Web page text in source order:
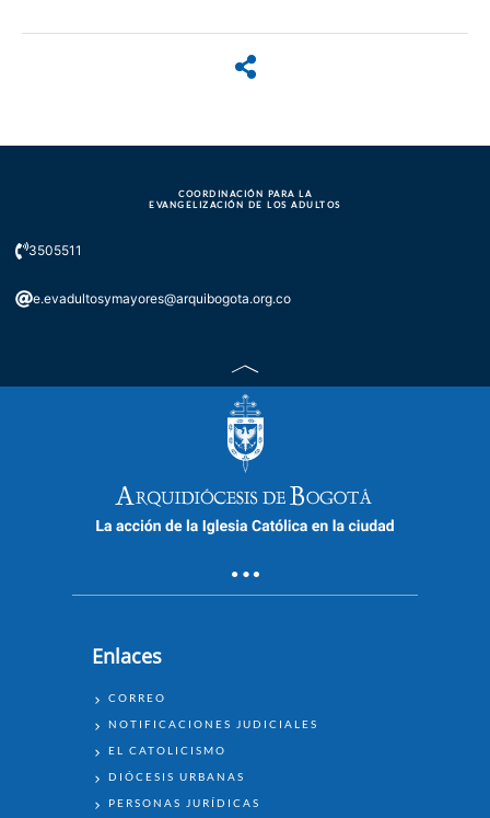
COORDINACIÓN PARA LA
EVANGELIZACIÓN DE LOS ADULTOS
3505511
e.evadultosymayores@arquibogota.org.co
Enlaces
ENLACES
CORREO
NOTIFICACIONES JUDICIALES
EL CATOLICISMO
DIÓCESIS URBANAS
PERSONAS JURÍDICAS